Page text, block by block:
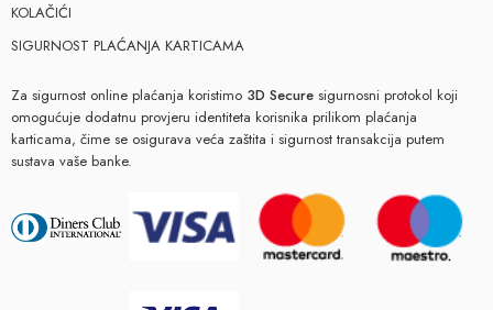
KOLAČIĆI
SIGURNOST PLAĆANJA KARTICAMA
Za sigurnost online plaćanja koristimo 3D Secure sigurnosni protokol koji
omogućuje dodatnu provjeru identiteta korisnika prilikom plaćanja
karticama, čime se osigurava veća zaštita i sigurnost transakcija putem
sustava vaše banke.